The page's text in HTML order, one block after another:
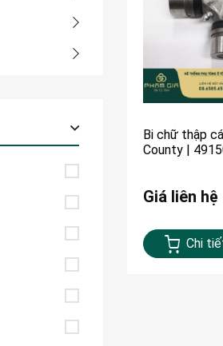
Bi chữ thập
County |
Giá liên hệ
Chi